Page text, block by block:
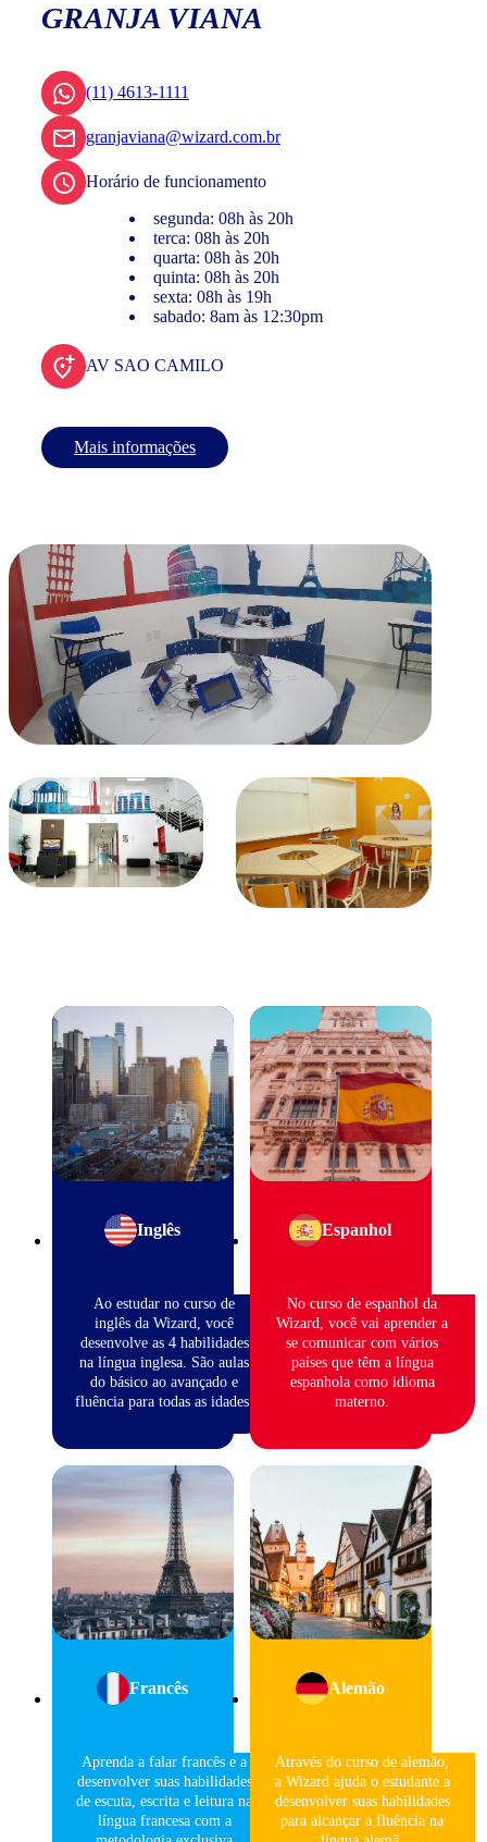
GRANJA VIANA
(11) 4613-1111
granjaviana@wizard.com.br
Horário de funcionamento
segunda: 08h às 20h
terca: 08h às 20h
quarta: 08h às 20h
quinta: 08h às 20h
sexta: 08h às 19h
sabado: 8am às 12:30pm
AV SAO CAMILO
Mais informações
Inglês
Ao estudar no curso de
inglês da Wizard, você
desenvolve as 4 habilidades
na língua inglesa. São aulas
do básico ao avançado e
fluência para todas as idades.
Espanhol
No curso de espanhol da
Wizard, você vai aprender a
se comunicar com vários
países que têm a língua
espanhola como idioma
materno.
Francês
Aprenda a falar francês e a
desenvolver suas habilidades
de escuta, escrita e leitura na
língua francesa com a
Alemão
Através do curso de alemão,
a Wizard ajuda o estudante a
desenvolver suas habilidades
para alcançar a fluência na